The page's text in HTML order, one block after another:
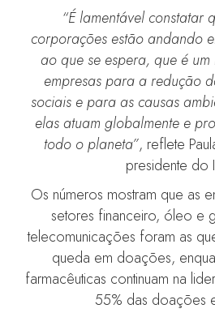
“É lamentável constatar
corporações estão andando
ao que se espera, que é
empresas para a redução
sociais e para as causas
elas atuam globalmente e
todo o planeta”, reflete
presidente do
Os números mostram que as
setores financeiro, óleo e
telecomunicações foram as
queda em doações,
farmacêuticas continuam na
55% das doações